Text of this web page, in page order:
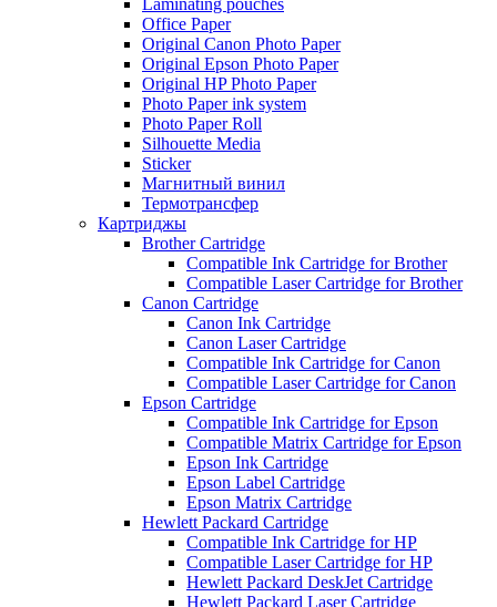
Laminating pouches
Office Paper
Original Canon Photo Paper
Original Epson Photo Paper
Original HP Photo Paper
Photo Paper ink system
Photo Paper Roll
Silhouette Media
Sticker
Магнитный винил
Термотрансфер
Картриджы
Brother Cartridge
Compatible Ink Cartridge for Brother
Compatible Laser Cartridge for Brother
Canon Cartridge
Canon Ink Cartridge
Canon Laser Cartridge
Compatible Ink Cartridge for Canon
Compatible Laser Cartridge for Canon
Epson Cartridge
Compatible Ink Cartridge for Epson
Compatible Matrix Cartridge for Epson
Epson Ink Cartridge
Epson Label Cartridge
Epson Matrix Cartridge
Hewlett Packard Cartridge
Compatible Ink Cartridge for HP
Compatible Laser Cartridge for HP
Hewlett Packard DeskJet Cartridge
Hewlett Packard Laser Cartridge